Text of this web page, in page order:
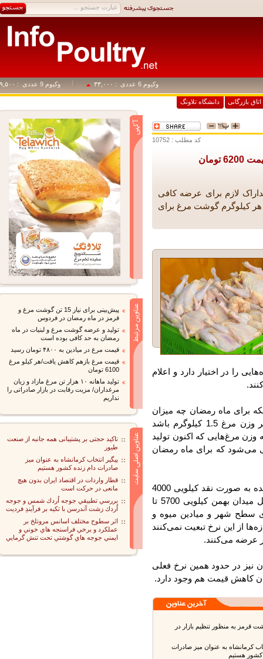
وکیوم 6 عددی : ۳۳,۰۰۰ وکیوم 9 عددی : ۴۹,۵۰۰
بازرگانی دانشگاه تلاونگ
کد مطلب : 10752
لازم برای عرضه کافی
گوشت مرغ برای
را در اختیار دارد و اعلام
برای ماه رمضان چه میزان
تولید گوشت مرغ پیش‌بینی می‌شود، عنوان کرد: اگر وزن مرغ 1.5 کیلوگرم باشد
حالی که وزن مرغ‌هایی که اکنون تولید
و پیش‌بینی می‌شود که برای ماه رمضان
یوسفی درباره قیمت گوشت مرغ توضیح داد: مرغ زنده به صورت نقد کیلویی 4000
تومان و مرغ کشتار شده در مراکزعمده فروشی مثل میدان بهمن کیلویی 5700 تا
سطح شهر و میادین میوه و
همه مغازه‌ها از این نرخ تبعیت نمی‌کنند
عرضه می‌کنند.
در حدود همین نرخ فعلی
کاهش قیمت هم وجود دارد.
به منظور تنظیم بازار در
کرمانشاه به عنوان میز صادرات
هستیم
پیش‌بینی برای نیاز 15 تن گوشت مرغ و
قرمز در ماه رمضان در فردوس
تولید و عرضه گوشت مرغ و لبنیات در ماه
رمضان به حد کافی بوده است
قیمت مرغ در میادین به ۴۸۰۰ تومان رسید
قیمت مرغ بازهم کاهش یافت/هر کیلو مرغ
6100 تومان
تولید ماهانه ۱۰ هزار تن مرغ مازاد و زیان
مرغداران/ مزیت رقابت در بازار صادراتی را
نداریم
تاکید حجتی بر پشتیبانی همه جانبه از صنعت
طیور
پیگیر انتخاب کرمانشاه به عنوان میز
صادرات دام زنده کشور هستیم
قطار واردات در اقتصاد ایران بدون هیچ
مانعی در حرکت است
بررسي تطبيقي جوجه اُردك شمس و جوجه
اُردك زشت آندرسن با تكيه بر فرآيندِ فرديت
اثر سطوح مختلف اسانس مروتلخ بر
عملكرد و برخي فراسنجه هاي خوني و
ايمني جوجه هاي گوشتي تحت تنش گرمايي